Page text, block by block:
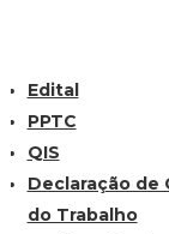
Edital
PPTC
QIS
Declaração de
do Trabalho